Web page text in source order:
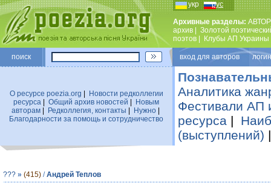
укр рус
Архивные разделы:
архив
Золотой
поэтов
Клубы АП Украины
поиск вход для авторов
О ресурсе poezia.org
Новости редколлегии
ресурса
Общий архив новостей
Новым
авторам| Редколлегия, контакты Нужно|
Благодарности за помощь и сотрудничество
Аналитика
Фестивали АП
ресурса |
(выступлений)
??? » (415) /Андрей Теплов